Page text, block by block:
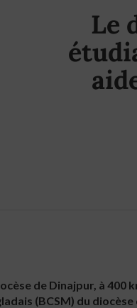
Le
de Dinajpur, à 400
(BCSM) du